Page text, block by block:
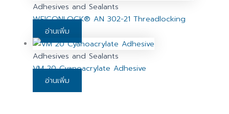
Adhesives and Sealants
WEICONLOCK® AN 302-21 Threadlocking
อ่านเพิ่ม
Adhesives and Sealants
VM 20 Cyanoacrylate Adhesive
อ่านเพิ่ม